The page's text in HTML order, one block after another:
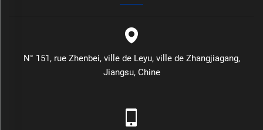
N° 151, rue Zhenbei, ville de Leyu, ville de Zhangjiagang,
Jiangsu, Chine